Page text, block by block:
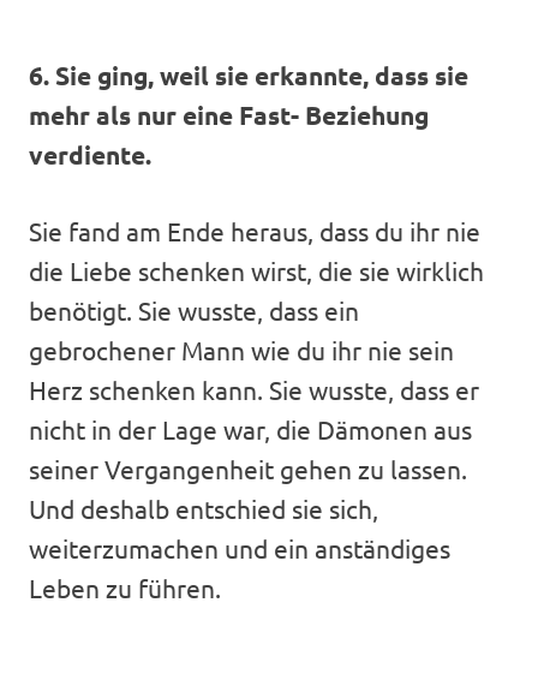
6. Sie ging, weil sie erkannte, dass sie
mehr als nur eine Fast- Beziehung
verdiente.
Sie fand am Ende heraus, dass du ihr nie
die Liebe schenken wirst, die sie wirklich
benötigt. Sie wusste, dass ein
gebrochener Mann wie du ihr nie sein
Herz schenken kann. Sie wusste, dass er
nicht in der Lage war, die Dämonen aus
seiner Vergangenheit gehen zu lassen.
Und deshalb entschied sie sich,
weiterzumachen und ein anständiges
Leben zu führen.